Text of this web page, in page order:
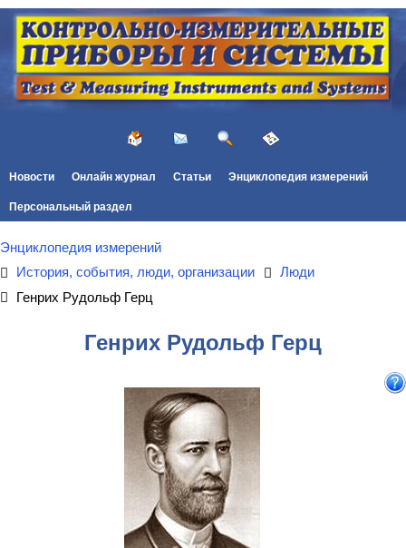
Новости Онлайн журнал Статьи Энциклопедия измерений
Персональный раздел
Энциклопедия измерений
История, события, люди, организации
Люди
Генрих Рудольф Герц
Генрих Рудольф Герц